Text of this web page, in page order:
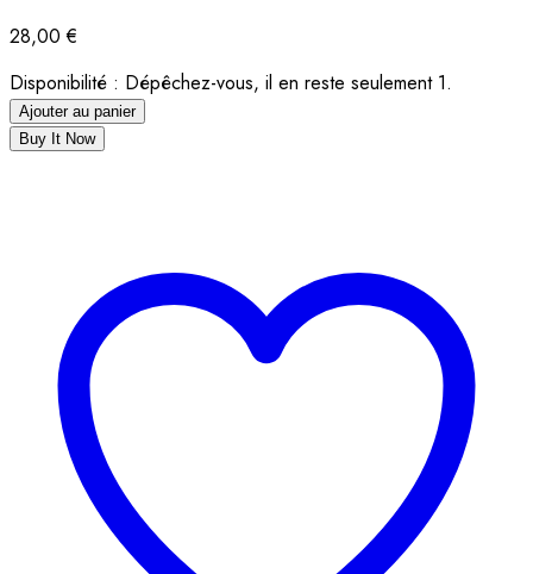
28,00€
Disponibilité : Dépêchez-vous, il en reste seulement 1.
Ajouter au panier
Buy It Now